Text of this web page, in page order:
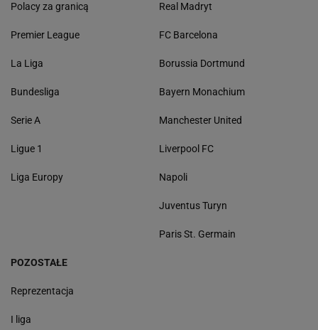
Polacy za granicą
Premier League
La Liga
Bundesliga
Serie A
Ligue 1
Liga Europy
Real Madryt
FC Barcelona
Borussia Dortmund
Bayern Monachium
Manchester United
Liverpool FC
Napoli
Juventus Turyn
Paris St. Germain
POZOSTAŁE
Reprezentacja
I liga